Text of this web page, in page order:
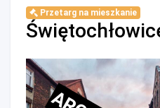
Przetarg na mieszkanie